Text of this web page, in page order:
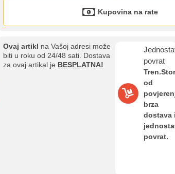
Kupovina na rate
Ovaj artikl na Vašoj adresi može
biti u roku od 24/48 sati. Dostava
za ovaj artikal je BESPLATNA!
povrat
od
brza
dostava i
povrat.